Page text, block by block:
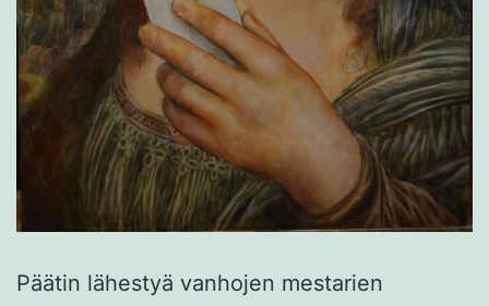
Päätin lähestyä vanhojen mestarien